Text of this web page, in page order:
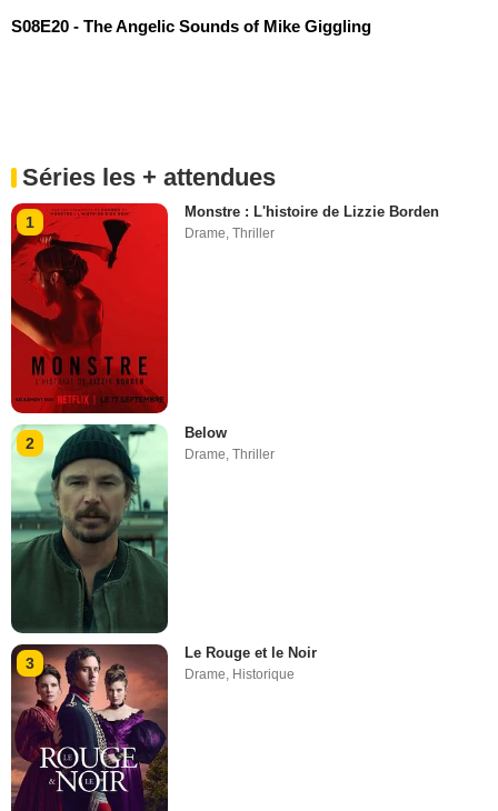
S08E20 - The Angelic Sounds of Mike Giggling
Séries les + attendues
1
Monstre : L'histoire de Lizzie Borden
Drame,Thriller
2
Below
Drame ,Thriller
3
Le Rouge et le Noir
Drame, Historique